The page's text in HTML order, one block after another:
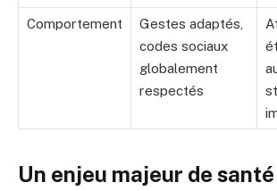
Comportement
Gestes adaptés,
codes sociaux
globalement
respectés
Un enjeu majeur de